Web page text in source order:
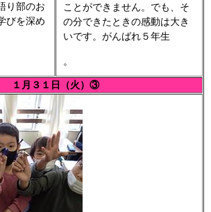
り部のお
びを深め
ことができません。でも、そ
の分できたときの感動は大き
いです。がんばれ５年生
。
１月３１日（火）③